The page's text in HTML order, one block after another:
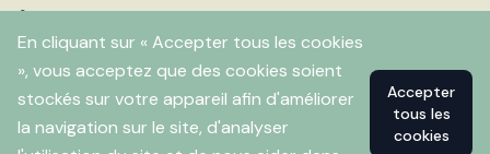
En cliquant sur « Accepter tous les cookies
», vous acceptez que des cookies soient
stockés sur votre appareil afin d'améliorer
la navigation sur le site, d'analyser
Accepter
tous les
cookies
Paiements sécurisés
2026 Pharmacie Fleurentin. Propulsé par Flitbix.com